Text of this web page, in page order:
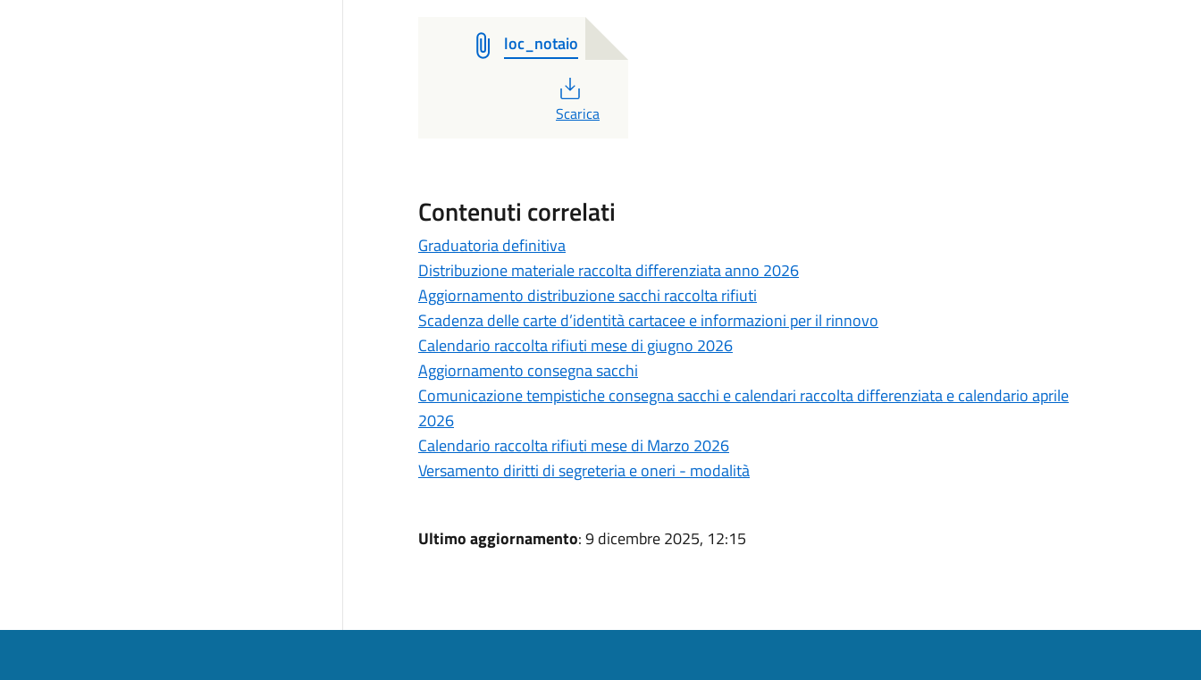
loc_notaio
PDF
Scarica
Contenuti correlati
Graduatoria definitiva
Distribuzione materiale raccolta differenziata anno 2026
Aggiornamento distribuzione sacchi raccolta rifiuti
Scadenza delle carte d’identità cartacee e informazioni per il rinnovo
Calendario raccolta rifiuti mese di giugno 2026
Aggiornamento consegna sacchi
Comunicazione tempistiche consegna sacchi e calendari raccolta differenziata e calendario aprile
2026
Calendario raccolta rifiuti mese di Marzo 2026
Versamento diritti di segreteria e oneri - modalità
Ultimo aggiornamento: 9 dicembre 2025, 12:15